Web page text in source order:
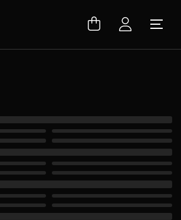
offset 0 in
inc/lib/lang.lib.phpon line 150